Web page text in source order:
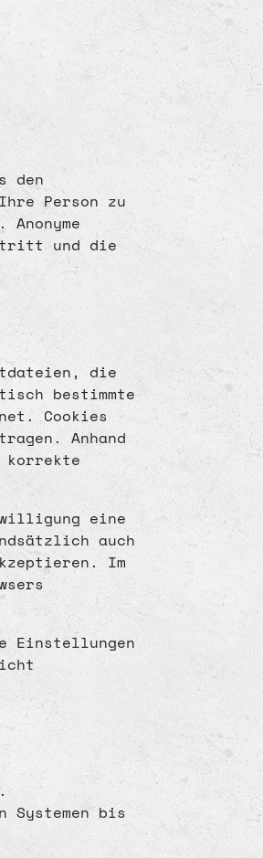
den
Person zu
und die
die
bestimmte
Cookies
Anhand
korrekte
eine
auch
Im
Einstellungen
Systemen bis